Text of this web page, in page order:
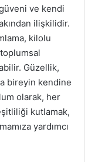
ve kendi
ilişkilidir.
kilolu
Güzellik,
bireyin kendine
olarak, her
kutlamak,
yardımcı